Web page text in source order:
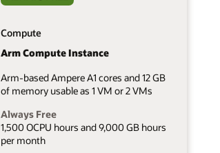
Compute
Arm Compute Instance
Arm-based Ampere A1 cores and 12 GB
of memory usable as 1 VM or 2 VMs
Always Free
1,500 OCPU hours and 9,000 GB hours
per month